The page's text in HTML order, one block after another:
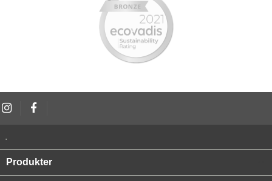
.
Produkter